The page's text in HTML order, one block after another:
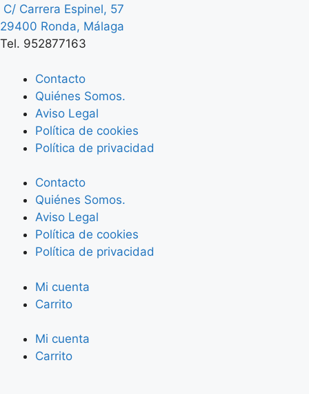
C/ Carrera Espinel, 57
29400 Ronda, Málaga
Tel. 952877163
Contacto
Quiénes Somos.
Aviso Legal
Política de cookies
Política de privacidad
Contacto
Quiénes Somos.
Aviso Legal
Política de cookies
Política de privacidad
Mi cuenta
Carrito
Mi cuenta
Carrito